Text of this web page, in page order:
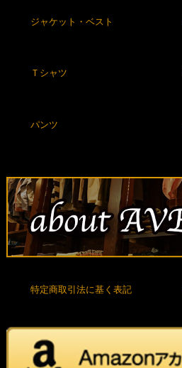
ジャケット・ベスト
Ｔシャツ
パンツ
特定商取引法に基く表記